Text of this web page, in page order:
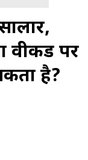
वीकेंड पर
है?